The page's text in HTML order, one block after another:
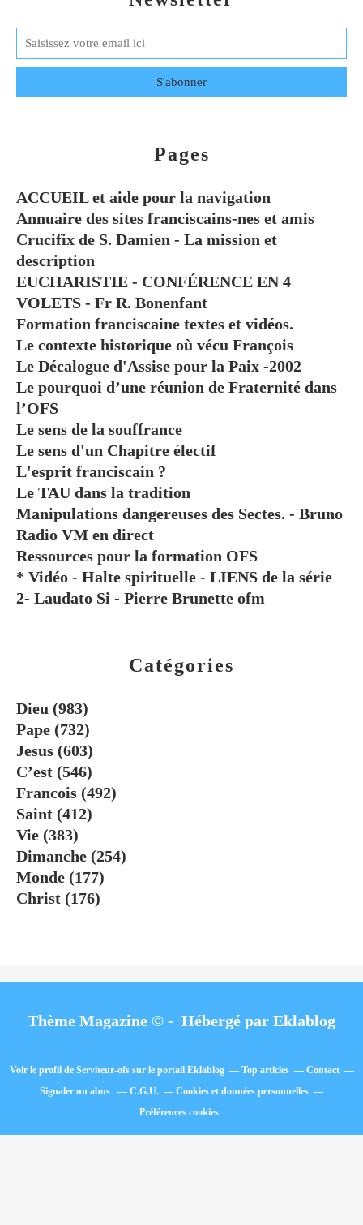
Catégories
Dieu (983)
Pape (732)
Jesus (603)
C’est (546)
Francois (492)
Saint (412)
Vie (383)
Dimanche (254)
Monde (177)
Christ (176)
Pages
ACCUEIL et aide pour la navigation
Annuaire des sites franciscains-nes et amis
Crucifix de S. Damien - La mission et
description
EUCHARISTIE - CONFÉRENCE EN 4
VOLETS - Fr R. Bonenfant
Formation franciscaine textes et vidéos.
Le contexte historique où vécu François
Le Décalogue d'Assise pour la Paix -2002
Le pourquoi d’une réunion de Fraternité dans
l’OFS
Le sens de la souffrance
Le sens d'un Chapitre électif
L'esprit franciscain ?
Le TAU dans la tradition
Manipulations dangereuses des Sectes. - Bruno
Radio VM en direct
Ressources pour la formation OFS
* Vidéo - Halte spirituelle - LIENS de la série
2- Laudato Si - Pierre Brunette ofm
Thème Magazine © - Hébergé par Eklablog
Voir le profil de Serviteur-ofssur le portail Eklablog Top articles
Contact
Signaler un abus
C.G.U.
Cookies et données personnelles
Préférences cookies